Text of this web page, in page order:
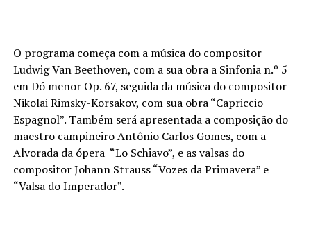
O programa começa com a música do compositor
Ludwig Van Beethoven, com a sua obra a Sinfonia n.º 5
em Dó menor Op. 67, seguida da música do compositor
Nikolai Rimsky-Korsakov, com sua obra “Capriccio
Espagnol”. Também será apresentada a composição do
maestro campineiro Antônio Carlos Gomes, com a
Alvorada da ópera “Lo Schiavo”, e as valsas do
compositor Johann Strauss “Vozes da Primavera” e
“Valsa do Imperador”.